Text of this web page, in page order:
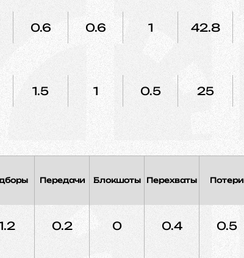
0.6 0.6 1 42.8
1.5 1 0.5 25
Передачи Блокшоты Перехваты Потери
0.2 0 0.4 0.5